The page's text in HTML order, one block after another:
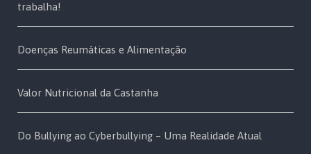
trabalha!
Doenças Reumáticas e Alimentação
Valor Nutricional da Castanha
Do Bullying ao Cyberbullying – Uma Realidade Atual